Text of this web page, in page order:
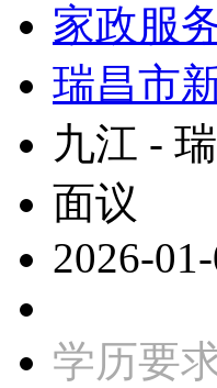
家政服
瑞昌市
九江 -
面议
2026-
学历要